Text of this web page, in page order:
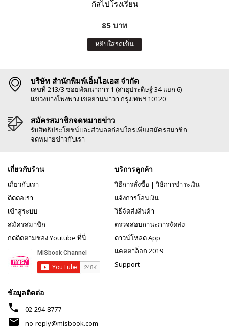
กัสไปโรงเรียน
85 บาท
หยิบใส่รถเข็น
บริษัท สำนักพิมพ์เอ็มไอเอส จำกัด
เลขที่ 213/3 ซอยพัฒนาการ 1 (สาธุประดิษฐ์ 34 แยก 6)
แขวงบางโพงพาง เขตยานนาวา กรุงเทพฯ 10120
สมัครสมาชิกจดหมายข่าว
รับสิทธิประโยชน์และส่วนลดก่อนใครเพียงสมัครสมาชิก
จดหมายข่าวกับเรา
เกี่ยวกับร้าน
เกี่ยวกับเรา
ติดต่อเรา
เข้าสู่ระบบ
สมัครสมาชิก
กดติดตามช่อง Youtube ที่นี่
บริการลูกค้า
วิธีการสั่งซื้อ | วิธีการชำระเงิน
แจ้งการโอนเงิน
วิธีจัดส่งสินค้า
ตรวจสอบถานะการจัดส่ง
ดาวน์โหลด App
แคตตาล็อก 2019
Support
ข้อมูลติดต่อ
phone 02-294-8777
mail no-reply@misbook.com